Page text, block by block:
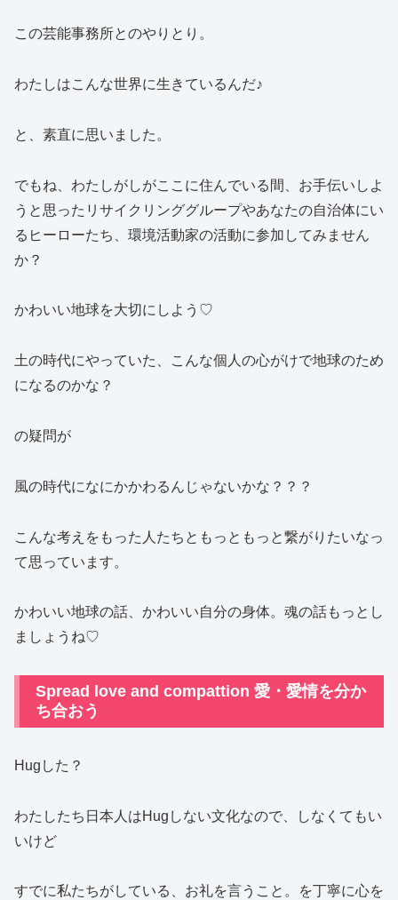
この芸能事務所とのやりとり。
わたしはこんな世界に生きているんだ♪
と、素直に思いました。
でもね、わたしがしがここに住んでいる間、お手伝いしよ
うと思ったリサイクリンググループやあなたの自治体にい
るヒーローたち、環境活動家の活動に参加してみません
か？
かわいい地球を大切にしよう♡
土の時代にやっていた、こんな個人の心がけで地球のため
になるのかな？
の疑問が
風の時代になにかかわるんじゃないかな？？？
こんな考えをもった人たちともっともっと繋がりたいなっ
て思っています。
かわいい地球の話、かわいい自分の身体。魂の話もっとし
ましょうね♡
Spread love and compattion 愛・愛情を分か
ち合おう
Hugした？
わたしたち日本人はHugしない文化なので、しなくてもい
いけど
すでに私たちがしている、お礼を言うこと。を丁寧に心を